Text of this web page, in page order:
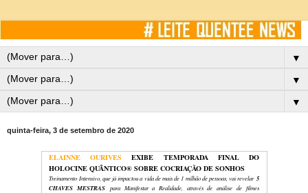
▼
▼
▼
quinta-feira, 3 de setembro de 2020